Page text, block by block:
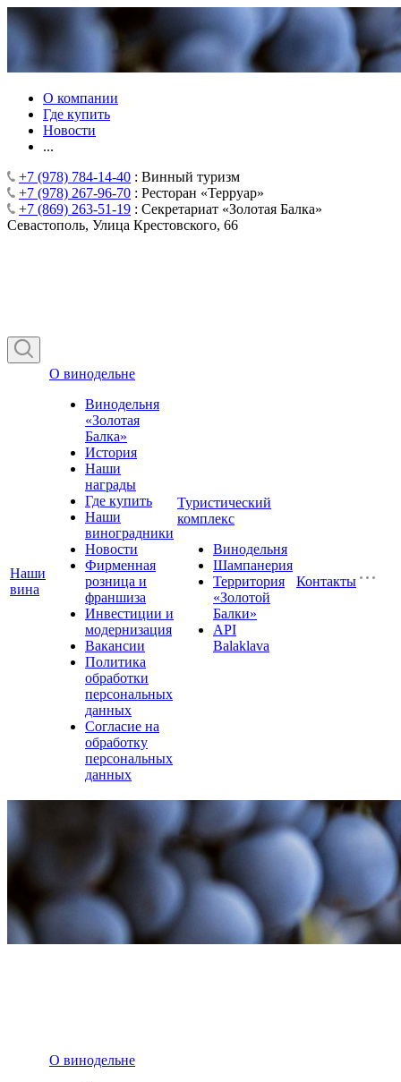
О компании
Где купить
Новости
...
+7 (978) 784-14-40 : Винный туризм
+7 (978) 267-96-70 : Ресторан «Терруар»
+7 (869) 263-51-19 : Секретариат «Золотая Балка»
Севастополь, Улица Крестовского, 66
Наши
вина
О винодельне
Винодельня
«Золотая
Балка»
История
Наши
награды
Где купить
Наши
виноградники
Новости
Фирменная
розница и
франшиза
Инвестиции и
модернизация
Вакансии
Политика
обработки
персональных
данных
Согласие на
обработку
персональных
данных
Туристический
комплекс
Винодельня
Шампанерия
Территория
«Золотой
Балки»
API
Balaklava
Контакты
О винодельне